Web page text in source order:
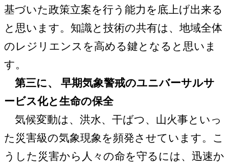
基づいた政策立案を行う能力を底上げ出来る
と思います。知識と技術の共有は、地域全体
のレジリエンスを高める鍵となると思いま
す。
第三に、 早期気象警戒のユニバーサルサ
ービス化と生命の保全
気候変動は、洪水、干ばつ、山火事といっ
た災害級の気象現象を頻発させています。こ
うした災害から人々の命を守るには、迅速か